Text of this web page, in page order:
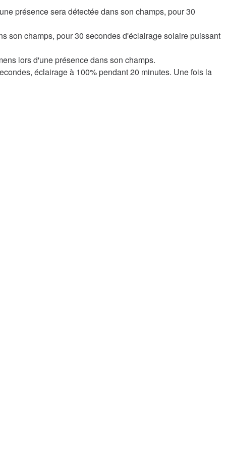
présence sera détectée dans son champs, pour 30
son champs, pour 30 secondes d'éclairage solaire puissant
lors d'une présence dans son champs.
éclairage à 100% pendant 20 minutes. Une fois la